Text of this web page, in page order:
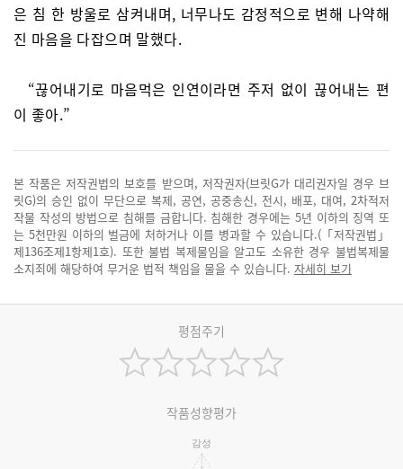
은 침 한 방울로 삼켜내며, 너무나도 감정적으로 변해 나약해
진 마음을 다잡으며 말했다.
“끊어내기로 마음먹은 인연이라면 주저 없이 끊어내는 편
이 좋아.”
본 작품은 저작권법의 보호를 받으며, 저작권자(브릿G가 대리권자일 경우 브
릿G)의 승인 없이 무단으로 복제, 공연, 공중송신, 전시, 배포, 대여, 2차적저
작물 작성의 방법으로 침해를 금합니다. 침해한 경우에는 5년 이하의 징역 또
는 5천만원 이하의 벌금에 처하거나 이를 병과할 수 있습니다.(「저작권법」
제136조제1항제1호). 또한 불법 복제물임을 알고도 소유한 경우 불법복제물
소지죄에 해당하여 무거운 법적 책임을 물을 수 있습니다. 자세히 보기
평점주기
작품성향평가
감성